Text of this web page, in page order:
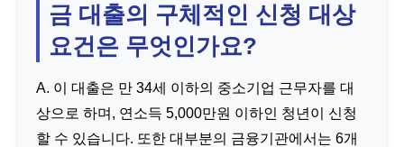
금 대출의 구체적인 신청 대상
요건은 무엇인가요?
A. 이 대출은 만 34세 이하의 중소기업 근무자를 대
상으로 하며, 연소득 5,000만원 이하인 청년이 신청
할 수 있습니다. 또한 대부분의 금융기관에서는 6개